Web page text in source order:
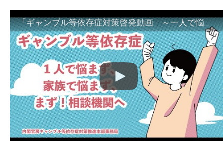
「ギャンブル等依存症対策啓発動画 ～一人で悩まず、家族で悩まず、まず！相談機関へ～」